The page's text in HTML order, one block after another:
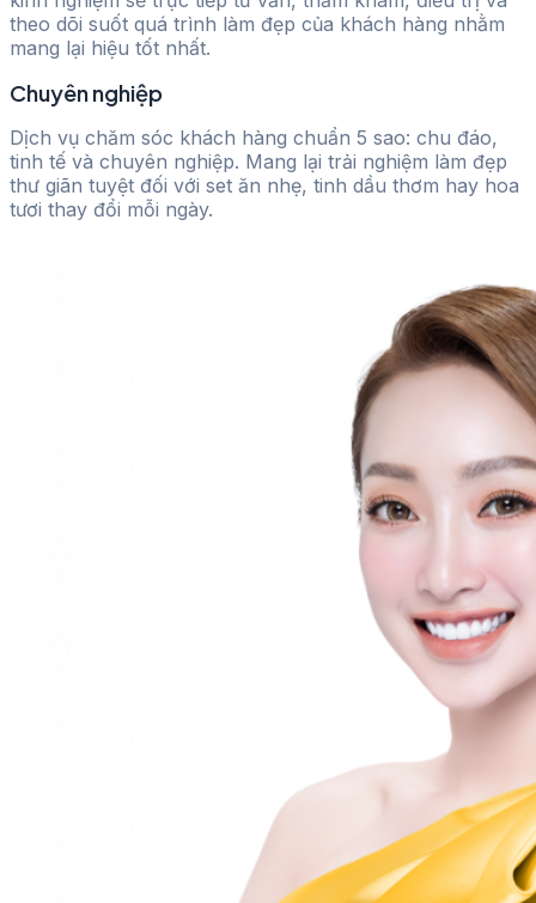
theo dõi suốt quá trình làm đẹp của khách hàng nhằm
mang lại hiệu tốt nhất.
Chuyên nghiệp
Dịch vụ chăm sóc khách hàng chuẩn 5 sao: chu đáo,
tinh tế và chuyên nghiệp. Mang lại trải nghiệm làm đẹp
thư giãn tuyệt đối với set ăn nhẹ, tinh dầu thơm hay hoa
tươi thay đổi mỗi ngày.